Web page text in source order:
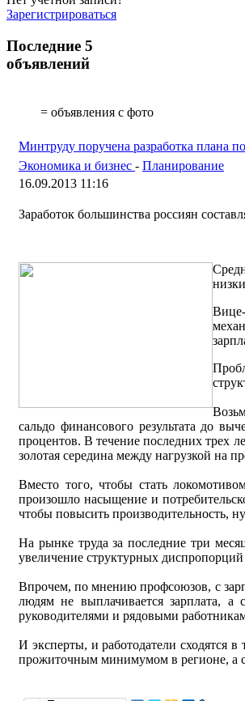
Зарегистрироваться
Последние 5
объявлений
= объявления с фото
Минтруду поручена разработка плана
Экономика и бизнес - Планирование
16.09.2013 11:16
Заработок большинства россиян
сальдо финансового результата до
процентов. В течение последних трех
золотая середина между нагрузкой на
Вместо того, чтобы стать
произошло насыщение и
чтобы повысить производительность,
На рынке труда за последние три
увеличение структурных
Впрочем, по мнению профсоюзов, с
людям не выплачивается зарплата,
руководителями и рядовыми
И эксперты, и работодатели сходятся
прожиточным минимумом в регионе, а